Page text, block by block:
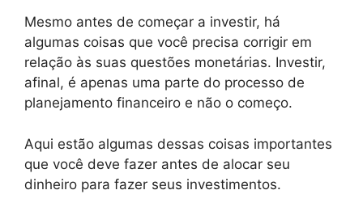
Mesmo antes de começar a investir, há
algumas coisas que você precisa corrigir em
relação às suas questões monetárias. Investir,
afinal, é apenas uma parte do processo de
planejamento financeiro e não o começo.
Aqui estão algumas dessas coisas importantes
que você deve fazer antes de alocar seu
dinheiro para fazer seus investimentos.